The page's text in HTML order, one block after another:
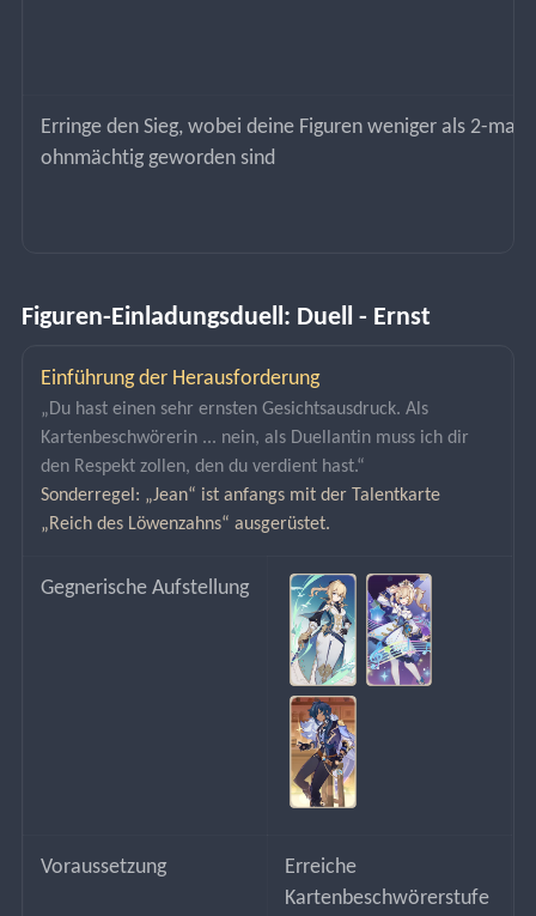
Erringe den Sieg, wobei deine Figuren weniger als 2-mal
ohnmächtig geworden sind
Figuren-Einladungsduell: Duell - Ernst
Einführung der Herausforderung
„Du hast einen sehr ernsten Gesichtsausdruck. Als
Kartenbeschwörerin ... nein, als Duellantin muss ich dir
den Respekt zollen, den du verdient hast.“
Sonderregel: „Jean“ ist anfangs mit der Talentkarte
„Reich des Löwenzahns“ ausgerüstet.
Gegnerische Aufstellung
Voraussetzung
Erreiche
Kartenbeschwörerstufe